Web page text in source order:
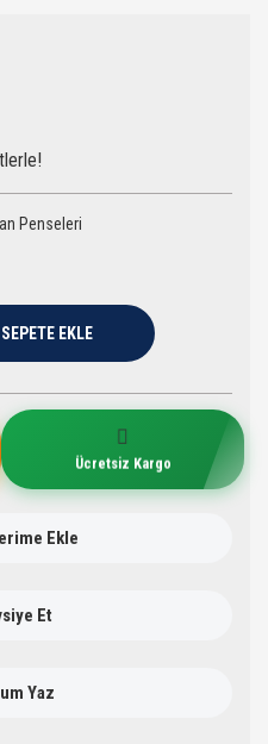
Penseleri
SEPETE EKLE
Ücretsiz Kargo
Et
Yaz